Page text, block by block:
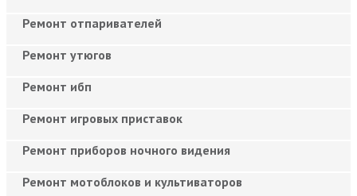
Ремонт отпаривателей
Ремонт утюгов
Ремонт ибп
Ремонт игровых приставок
Ремонт приборов ночного видения
Ремонт мотоблоков и культиваторов